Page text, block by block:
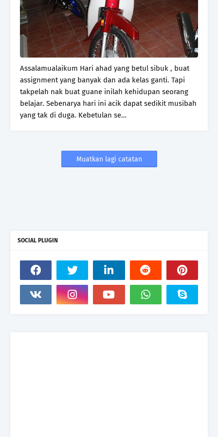
Assalamualaikum Hari ahad yang betul sibuk , buat
assignment yang banyak dan ada kelas ganti. Tapi
takpelah nak buat guane inilah kehidupan seorang
belajar. Sebenarya hari ini acik dapat sedikit musibah
yang tak di duga. Kebetulan se…
Muatkan lagi catatan
SOCIAL PLUGIN